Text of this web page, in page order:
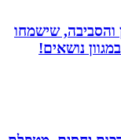
שישמחו
נושאים!